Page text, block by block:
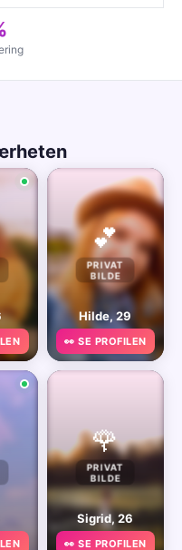
💕
PRIVAT
BILDE
Hilde, 29
👀 SE PROFILEN
🌹
PRIVAT
BILDE
Sigrid, 26
👀 SE PROFILEN